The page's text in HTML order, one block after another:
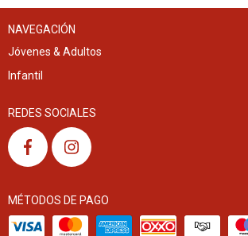
NAVEGACIÓN
Jóvenes & Adultos
Infantil
REDES SOCIALES
MÉTODOS DE PAGO